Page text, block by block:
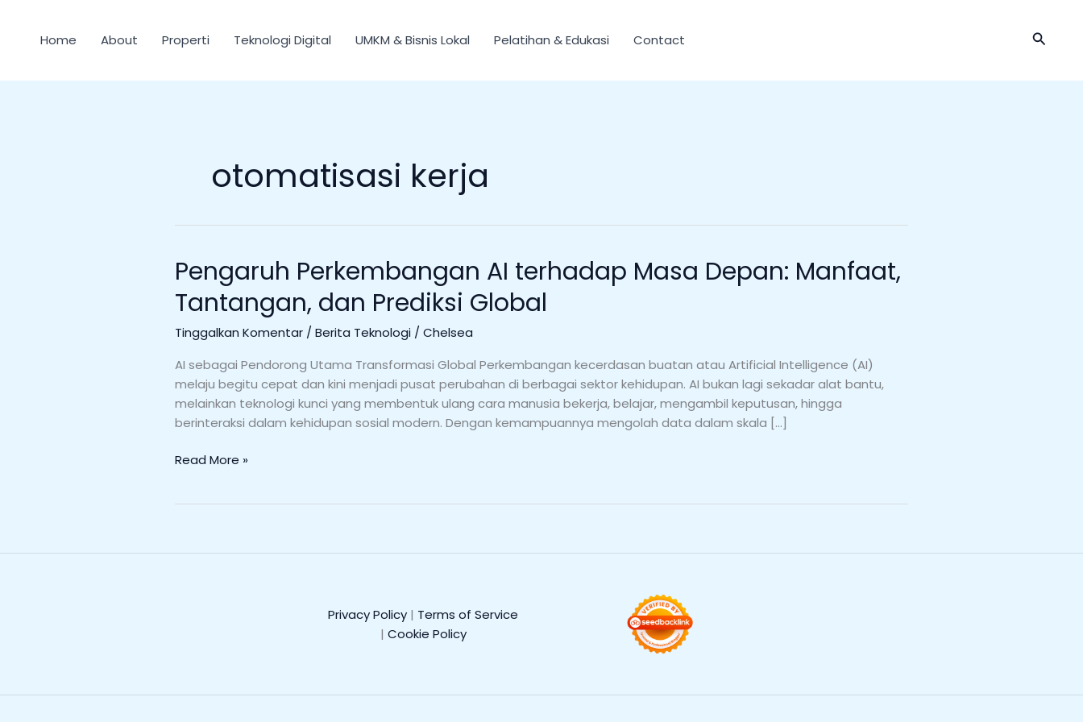
kontenHome About Properti Teknologi Digital UMKM & Bisnis Lokal Pelatihan & Edukasi Contact Cari
otomatisasi kerja
Pengaruh Perkembangan AI terhadap Masa Depan: Manfaat,
Tantangan, dan Prediksi Global
Tinggalkan Komentar /Berita Teknologi /Chelsea
AI sebagai Pendorong Utama Transformasi Global Perkembangan kecerdasan buatan atau Artificial Intelligence (AI)
melaju begitu cepat dan kini menjadi pusat perubahan di berbagai sektor kehidupan. AI bukan lagi sekadar alat bantu,
melainkan teknologi kunci yang membentuk ulang cara manusia bekerja, belajar, mengambil keputusan, hingga
berinteraksi dalam kehidupan sosial modern. Dengan kemampuannya mengolah data dalam skala […]
Pengaruh
Perkembangan
Masa
Depan:
Manfaat,
Tantangan,
dan
Global
Read More »
Privacy Policy | Terms of Service
| Cookie Policy